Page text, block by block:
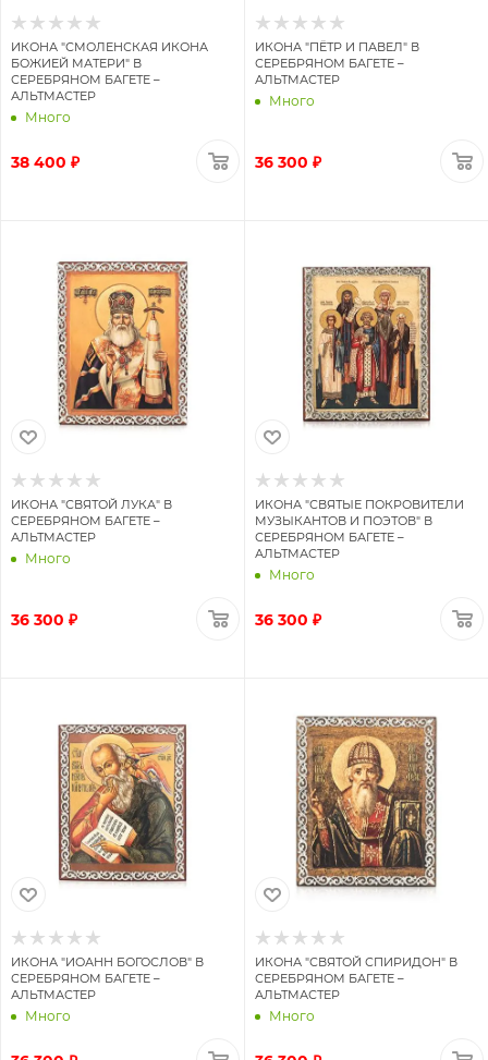
ИКОНА "СМОЛЕНСКАЯ ИКОНА
БОЖИЕЙ МАТЕРИ" В
СЕРЕБРЯНОМ БАГЕТЕ –
АЛЬТМАСТЕР
Много
38 400 ₽
ИКОНА "ПЁТР И ПАВЕЛ" В
СЕРЕБРЯНОМ БАГЕТЕ –
АЛЬТМАСТЕР
Много
36 300 ₽
ИКОНА "СВЯТОЙ ЛУКА" В
СЕРЕБРЯНОМ БАГЕТЕ –
АЛЬТМАСТЕР
Много
36 300 ₽
ИКОНА "СВЯТЫЕ ПОКРОВИТЕЛИ
МУЗЫКАНТОВ И ПОЭТОВ" В
СЕРЕБРЯНОМ БАГЕТЕ –
АЛЬТМАСТЕР
Много
36 300 ₽
ИКОНА "ИОАНН БОГОСЛОВ" В
СЕРЕБРЯНОМ БАГЕТЕ –
АЛЬТМАСТЕР
Много
ИКОНА "СВЯТОЙ СПИРИДОН" В
СЕРЕБРЯНОМ БАГЕТЕ –
АЛЬТМАСТЕР
Много